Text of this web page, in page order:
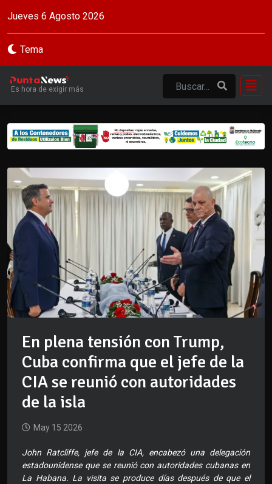
Jueves 6 Agosto 2026
Tema
Es hora de exigir más
En plena tensión con Trump,
Cuba confirma que el jefe de la
CIA se reunió con autoridades
de la isla
May 15 2026
John Ratcliffe, jefe de la CIA, encabezó una delegación
estadounidense que se reunió con autoridades cubanas en
La Habana. La visita se produce días después de que el